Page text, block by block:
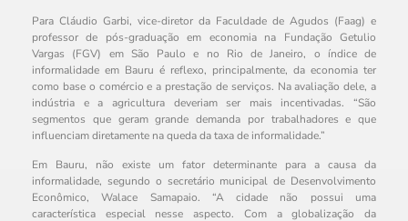
Para Cláudio Garbi, vice-diretor da Faculdade de Agudos (Faag) e
professor de pós-graduação em economia na Fundação Getulio
Vargas (FGV) em São Paulo e no Rio de Janeiro, o índice de
informalidade em Bauru é reflexo, principalmente, da economia ter
como base o comércio e a prestação de serviços. Na avaliação dele, a
indústria e a agricultura deveriam ser mais incentivadas. “São
segmentos que geram grande demanda por trabalhadores e que
influenciam diretamente na queda da taxa de informalidade.”
Em Bauru, não existe um fator determinante para a causa da
informalidade, segundo o secretário municipal de Desenvolvimento
Econômico, Walace Samapaio. “A cidade não possui uma
característica especial nesse aspecto. Com a globalização da